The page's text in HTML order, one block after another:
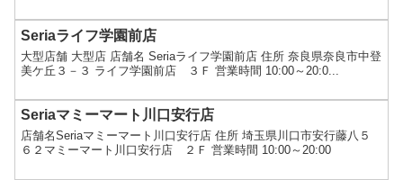
Seriaライフ学園前店
大型店舗 大型店 店舗名 Seriaライフ学園前店 住所 奈良県奈良市中登
美ケ丘３－３ ライフ学園前店 ３Ｆ 営業時間 10:00～20:0...
Seriaマミーマート川口安行店
店舗名Seriaマミーマート川口安行店 住所 埼玉県川口市安行藤八５
６２マミーマート川口安行店 ２Ｆ 営業時間 10:00～20:00